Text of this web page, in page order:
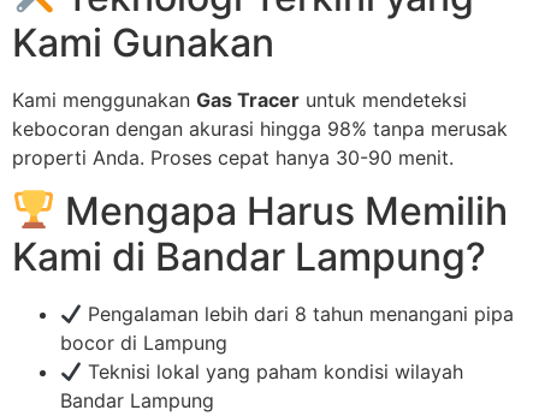
Kami Gunakan
Kami menggunakan Gas Tracer untuk mendeteksi
kebocoran dengan akurasi hingga 98% tanpa merusak
properti Anda. Proses cepat hanya 30-90 menit.
Mengapa Harus Memilih
Kami di Bandar Lampung?
Pengalaman lebih dari 8 tahun menangani pipa
bocor di Lampung
Teknisi lokal yang paham kondisi wilayah
Bandar Lampung